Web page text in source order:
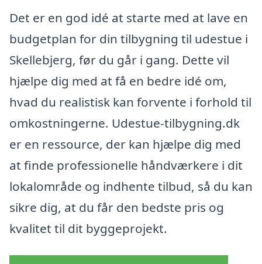
Det er en god idé at starte med at lave en
budgetplan for din tilbygning til udestue i
Skellebjerg, før du går i gang. Dette vil
hjælpe dig med at få en bedre idé om,
hvad du realistisk kan forvente i forhold til
omkostningerne. Udestue-tilbygning.dk
er en ressource, der kan hjælpe dig med
at finde professionelle håndværkere i dit
lokalområde og indhente tilbud, så du kan
sikre dig, at du får den bedste pris og
kvalitet til dit byggeprojekt.